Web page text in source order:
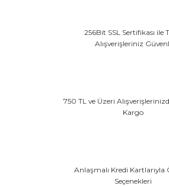
256Bit SSL Sertifikası ile
Alışverişleriniz
750 TL ve Üzeri
Kargo
Anlaşmalı Kredi Kartlarıyla
Seçenekleri